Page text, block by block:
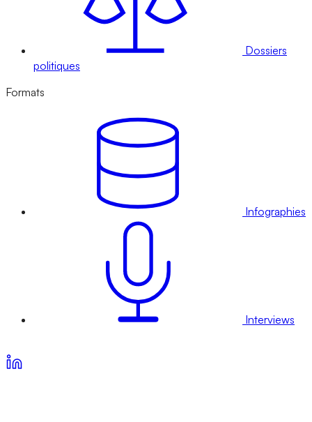
Dossiers
politiques
Formats
Infographies
Interviews